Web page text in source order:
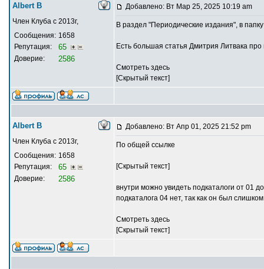
Albert В
Член Клуба с 2013г,
Сообщения: 1658
Репутация:
65
Доверие: 2586
Добавлено: Вт Мар 25, 2025 10:19 am
В раздел "Периодические издания", в
Есть большая статья Дмитрия Литвака
Смотреть здесь
[Скрытый текст]
Albert В
Член Клуба с 2013г,
Сообщения: 1658
Репутация:
65
Доверие: 2586
Добавлено: Вт Апр 01, 2025 21:52 pm
По общей ссылке
[Скрытый текст]
внутри можно увидеть подкаталоги от 01
подкаталога 04 нет, так как он был
Смотреть здесь
[Скрытый текст]